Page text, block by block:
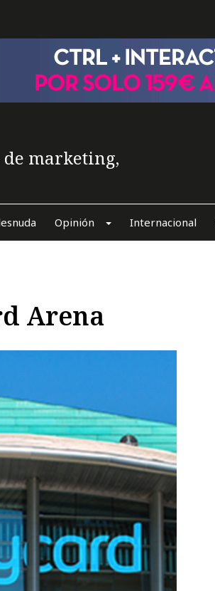
marketing,
Opinión Internacional
Arena